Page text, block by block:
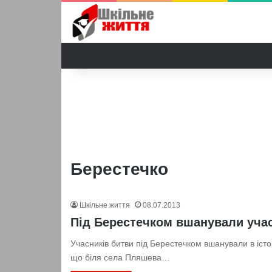
Берестечко
Шкільне життя 08.07.2013
Під Берестечком вшанували
Учасників битви під Берестечком вшанували в
що біля села Пляшева…